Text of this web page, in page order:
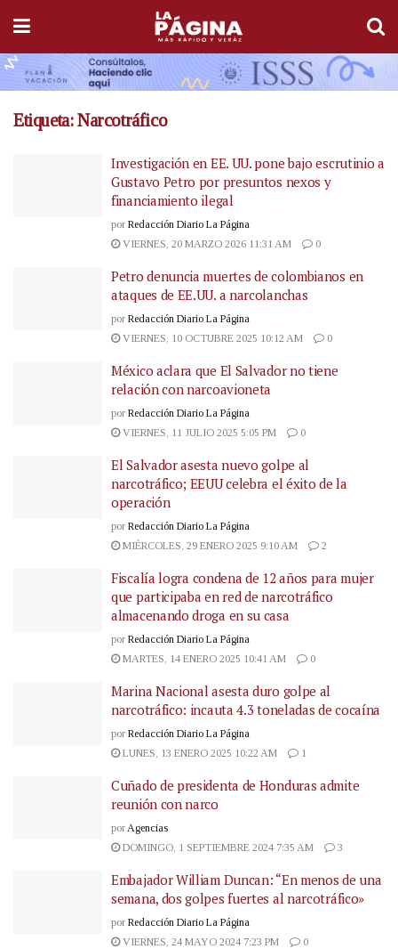
Etiqueta:Narcotráfico
Investigación en EE. UU. pone bajo escrutinio a
Gustavo Petro por presuntos nexos y
financiamiento ilegal
por Redacción Diario La Página
VIERNES, 20 MARZO 2026 11:31 AM
0
Petro denuncia muertes de colombianos en
ataques de EE.UU. a narcolanchas
por Redacción Diario La Página
VIERNES, 10 OCTUBRE 2025 10:12 AM
0
México aclara que El Salvador no tiene
relación con narcoavioneta
por Redacción Diario La Página
VIERNES, 11 JULIO 2025 5:05 PM
0
El Salvador asesta nuevo golpe al
narcotráfico; EEUU celebra el éxito de la
operación
por Redacción Diario La Página
MIÉRCOLES, 29 ENERO 2025 9:10 AM
2
Fiscalía logra condena de 12 años para mujer
que participaba en red de narcotráfico
almacenando droga en su casa
por Redacción Diario La Página
MARTES, 14 ENERO 2025 10:41 AM
0
Marina Nacional asesta duro golpe al
narcotráfico: incauta 4.3 toneladas de cocaína
por Redacción Diario La Página
LUNES, 13 ENERO 2025 10:22 AM
1
Cuñado de presidenta de Honduras admite
reunión con narco
por Agencias
DOMINGO, 1 SEPTIEMBRE 2024 7:35 AM
3
Embajador William Duncan: “En menos de una
semana, dos golpes fuertes al narcotráfico»
por Redacción Diario La Página
VIERNES, 24 MAYO 2024 7:23 PM
0